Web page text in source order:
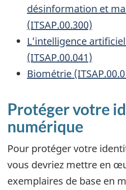
désinformation et
(ITSAP.00.300)
L’intelligence
(ITSAP.00.041)
Biométrie
Protéger votre
numérique
Pour protéger votre
vous devriez mettre en
exemplaires de base en